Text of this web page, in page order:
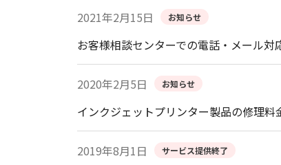
2021年2月15日 お知らせ
お客様相談センターでの電話・メール
2020年2月5日 お知らせ
インクジェットプリンター製品の修理料
2019年8月1日 サービス提供終了